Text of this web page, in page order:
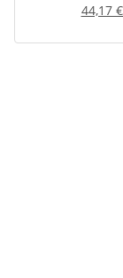
44,17